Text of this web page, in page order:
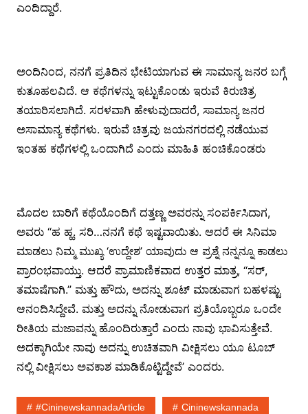
ಎಂದಿದ್ದಾರೆ.
ಅಂದಿನಿಂದ, ನನಗೆ ಪ್ರತಿದಿನ ಭೇಟಿಯಾಗುವ ಈ ಸಾಮಾನ್ಯ ಜನರ ಬಗ್ಗೆ
ಕುತೂಹಲವಿದೆ. ಆ ಕಥೆಗಳನ್ನು ಇಟ್ಟುಕೊಂಡು ಇರುವೆ ಕಿರುಚಿತ್ರ
ತಯಾರಿಸಲಾಗಿದೆ. ಸರಳವಾಗಿ ಹೇಳುವುದಾದರೆ, ಸಾಮಾನ್ಯ ಜನರ
ಅಸಾಮಾನ್ಯ ಕಥೆಗಳು. ಇರುವೆ ಚಿತ್ರವು ಜಯನಗರದಲ್ಲಿ ನಡೆಯುವ
ಇಂತಹ ಕಥೆಗಳಲ್ಲಿ ಒಂದಾಗಿದೆ ಎಂದು ಮಾಹಿತಿ ಹಂಚಿಕೊಂಡರು
ಮೊದಲ ಬಾರಿಗೆ ಕಥೆಯೊಂದಿಗೆ ದತ್ತಣ್ಣ ಅವರನ್ನು ಸಂಪರ್ಕಿಸಿದಾಗ,
ಅವರು “ಹ ಹ್ಹ. ಸರಿ…ನನಗೆ ಕಥೆ ಇಷ್ಟವಾಯಿತು. ಆದರೆ ಈ ಸಿನಿಮಾ
ಮಾಡಲು ನಿಮ್ಮ ಮುಖ್ಯ ‘ಉದ್ದೇಶ’ ಯಾವುದು ಆ ಪ್ರಶ್ನೆ ನನ್ನನ್ನೂ ಕಾಡಲು
ಪ್ರಾರಂಭವಾಯ್ತು. ಆದರೆ ಪ್ರಾಮಾಣಿಕವಾದ ಉತ್ತರ ಮಾತ್ರ, “ಸರ್,
ತಮಾಷೆಗಾಗಿ.” ಮತ್ತು ಹೌದು, ಅದನ್ನು ಶೂಟ್ ಮಾಡುವಾಗ ಬಹಳಷ್ಟು
ಆನಂದಿಸಿದ್ದೇವೆ. ಮತ್ತು ಅದನ್ನು ನೋಡುವಾಗ ಪ್ರತಿಯೊಬ್ಬರೂ ಒಂದೇ
ರೀತಿಯ ಮಜಾವನ್ನು ಹೊಂದಿರುತ್ತಾರೆ ಎಂದು ನಾವು ಭಾವಿಸುತ್ತೇವೆ.
ಅದಕ್ಕಾಗಿಯೇ ನಾವು ಅದನ್ನು ಉಚಿತವಾಗಿ ವೀಕ್ಷಿಸಲು ಯೂ ಟೂಬ್
ನಲ್ಲಿ ವೀಕ್ಷಿಸಲು ಅವಕಾಶ ಮಾಡಿಕೊಟ್ಟಿದ್ದೇವೆ’ ಎಂದರು.
#cininewskannadaArticle Cininewskannada